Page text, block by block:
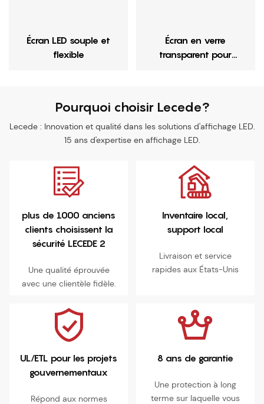
Écran LED souple et
flexible
Écran en verre
transparent pour
Pourquoi choisir Lecede?
Lecede : Innovation et qualité dans les solutions d'affichage LED.
15 ans d'expertise en affichage LED.
plus de 1000 anciens
clients choisissent la
sécurité LECEDE 2
Une qualité éprouvée
avec une clientèle fidèle.
Inventaire local,
support local
Livraison et service
rapides aux États-Unis
UL/ETL pour les projets
gouvernementaux
Répond aux normes
8 ans de garantie
Une protection à long
terme sur laquelle vous